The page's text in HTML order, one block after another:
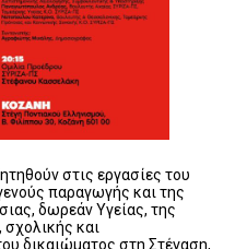
στις εργασίες του
παραγωγής και της
δωρεάν Υγείας, της
σχολικής και
δικαιώματος στη Στέγαση,